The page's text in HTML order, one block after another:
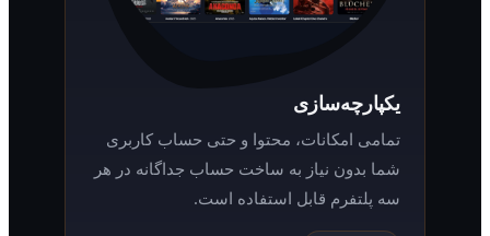
یکپارچه‌سازی
تمامی امکانات، محتوا و حتی حساب کاربری
شما بدون نیاز به ساخت حساب جداگانه در هر
سه پلتفرم قابل استفاده است.